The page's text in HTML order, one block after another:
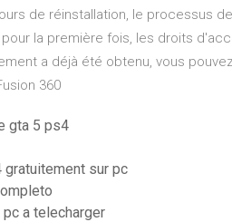
de réinstallation, le processus
la première fois, les droits
a déjà été obtenu, vous
360
gta 5 ps4
sur pc
a telecharger